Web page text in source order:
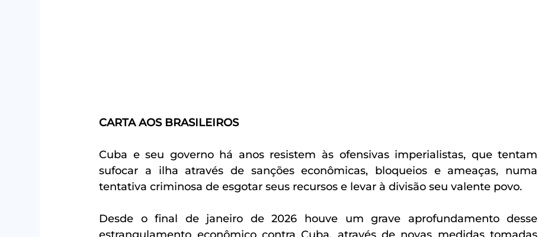
CARTA AOS BRASILEIROS
Cuba e seu governo há anos resistem às ofensivas imperialistas, que tentam
sufocar a ilha através de sanções econômicas, bloqueios e ameaças, numa
tentativa criminosa de esgotar seus recursos e levar à divisão seu valente povo.
Desde o final de janeiro de 2026 houve um grave aprofundamento desse